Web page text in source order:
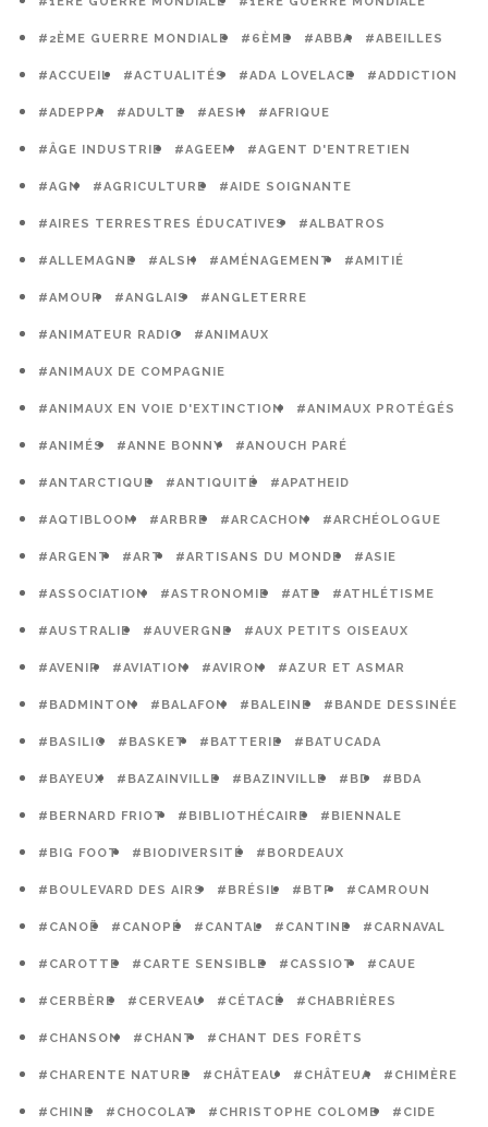
#2ÈME GUERRE MONDIALE #6ÈME #ABBA #ABEILLES
#ACCUEIL #ACTUALITÉS #ADA LOVELACE #ADDICTION
#ADEPPA #ADULTE #AESH #AFRIQUE
#ÂGE INDUSTRIE #AGEEM #AGENT D'ENTRETIEN
#AGN #AGRICULTURE #AIDE SOIGNANTE
#AIRES TERRESTRES ÉDUCATIVES #ALBATROS
#ALLEMAGNE #ALSH #AMÉNAGEMENT #AMITIÉ
#AMOUR #ANGLAIS #ANGLETERRE
#ANIMATEUR RADIO #ANIMAUX
#ANIMAUX DE COMPAGNIE
#ANIMAUX EN VOIE D'EXTINCTION #ANIMAUX PROTÉGÉS
#ANIMÉS #ANNE BONNY #ANOUCH PARÉ
#ANTARCTIQUE #ANTIQUITÉ #APATHEID
#AQTIBLOOM #ARBRE #ARCACHON #ARCHÉOLOGUE
#ARGENT #ART #ARTISANS DU MONDE #ASIE
#ASSOCIATION #ASTRONOMIE #ATE #ATHLÉTISME
#AUSTRALIE #AUVERGNE #AUX PETITS OISEAUX
#AVENIR #AVIATION #AVIRON #AZUR ET ASMAR
#BADMINTON #BALAFON #BALEINE #BANDE DESSINÉE
#BASILIC #BASKET #BATTERIE #BATUCADA
#BAYEUX #BAZAINVILLE #BAZINVILLE #BD #BDA
#BERNARD FRIOT #BIBLIOTHÉCAIRE #BIENNALE
#BIG FOOT #BIODIVERSITÉ #BORDEAUX
#BOULEVARD DES AIRS #BRÉSIL #BTP #CAMROUN
#CANOË #CANOPÉ #CANTAL #CANTINE #CARNAVAL
#CAROTTE #CARTE SENSIBLE #CASSIOT #CAUE
#CERBÈRE #CERVEAU #CÉTACÉ #CHABRIÈRES
#CHANSON #CHANT #CHANT DES FORÊTS
#CHARENTE NATURE #CHÂTEAU #CHÂTEUA #CHIMÈRE
#CHINE #CHOCOLAT #CHRISTOPHE COLOMB #CIDE